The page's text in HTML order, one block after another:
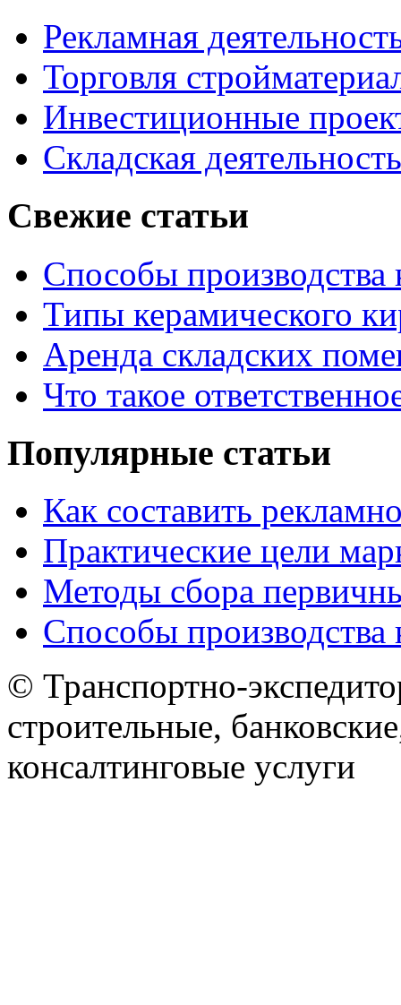
Рекламная
Торговля
Инвестиционные
Складская деятельность
Свежие статьи
Способы производства
Типы керамического
Аренда складских
Что такое
Популярные статьи
Как составить
Практические цели
Методы сбора
Способы производства
© Транспортно-
строительные,
консалтинговые услуги